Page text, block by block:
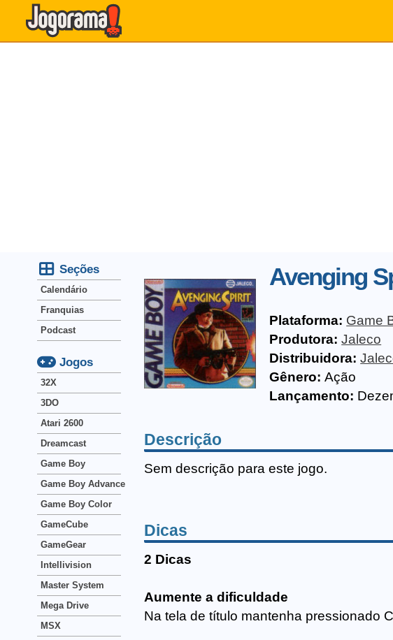
Avenging
Plataforma: Game
Produtora: Jaleco
Distribuidora:
Gênero: Ação
Lançamento:
Descrição
Sem descrição para este jogo.
Dicas
2 Dicas
Aumente a dificuldade
Na tela de título mantenha pressionado
Seções
Calendário
Franquias
Podcast
Jogos
32X
3DO
Atari 2600
Dreamcast
Game Boy
Game Boy Advance
Game Boy Color
GameCube
GameGear
Intellivision
Master System
Mega Drive
MSX